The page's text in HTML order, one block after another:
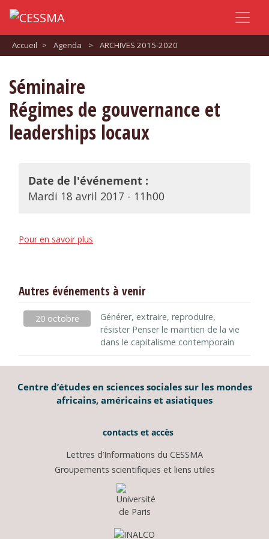
Accueil > Agenda > ARCHIVES 2015-2020
Séminaire
Régimes de gouvernance et
leaderships locaux
Date de l'événement :
Mardi 18 avril 2017 - 11h00
Pour en savoir plus
Autres événements à venir
20 octobre
Générer, extraire, reproduire,
résister Penser le maintien de la vie
dans le capitalisme contemporain
Centre d’études en sciences sociales sur les mondes
africains, américains et asiatiques
contacts et accès
Lettres d’Informations du CESSMA
Groupements scientifiques et liens utiles